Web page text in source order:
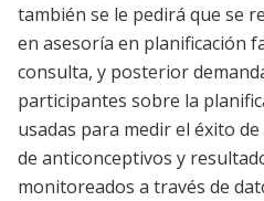
también se le pedirá que se
en asesoría en planificación
consulta, y posterior
participantes sobre la
usadas para medir el éxito
de anticonceptivos y
monitoreados a través de